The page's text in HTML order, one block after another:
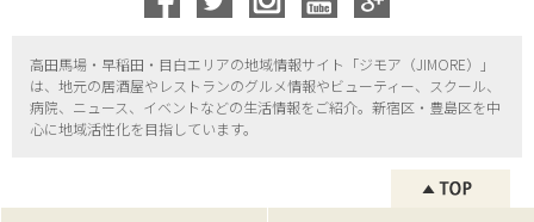
高田馬場・早稲田・目白エリアの地域情報サイト「ジモア（JIMORE）」
は、地元の居酒屋やレストランのグルメ情報やビューティー、
スクール、
病院、ニュース、イベントなどの生活情報をご紹介。新宿区・ 豊島区を中
心に地域活性化を目指しています。